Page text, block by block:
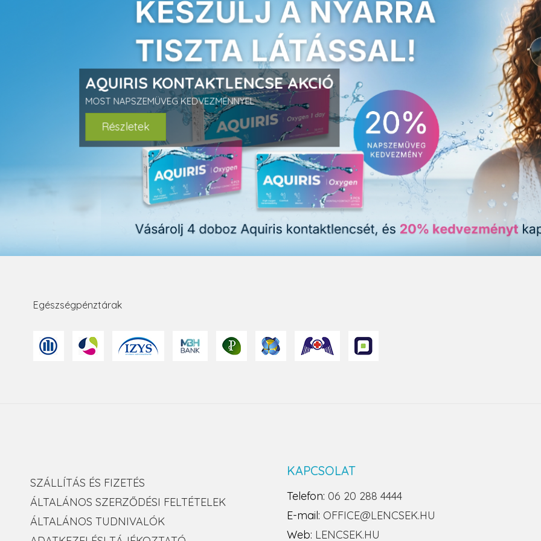
AQUIRIS KONTAKTLENCSE AKCIÓ
MOST NAPSZEMÜVEG KEDVEZMÉNNYEL
Részletek
Egészségpénztárak
SZÁLLÍTÁS ÉS FIZETÉS
ÁLTALÁNOS SZERZŐDÉSI FELTÉTELEK
ÁLTALÁNOS TUDNIVALÓK
KAPCSOLAT
Telefon: 06 20 288 4444
E-mail: OFFICE@LENCSEK.HU
Web: LENCSEK.HU